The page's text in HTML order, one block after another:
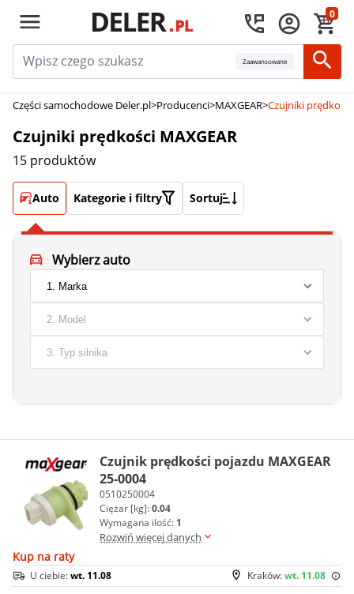
0
Zaawansowane
Części samochodowe Deler.pl>Producenci>MAXGEAR>Czujniki prędkości
Czujniki prędkości MAXGEAR
15 produktów
Auto Kategorie i filtry Sortuj
Wybierz auto
Czujnik prędkości pojazdu MAXGEAR
25-0004
0510250004
Ciężar [kg]:0.04
Wymagana ilość: 1
Rozwiń więcej danych
Kup na raty
Kraków:wt. 11.08
U ciebie:wt. 11.08